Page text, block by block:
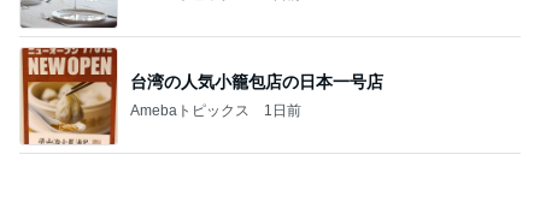
台湾の人気小籠包店の日本一号店
Amebaトピックス 1日前